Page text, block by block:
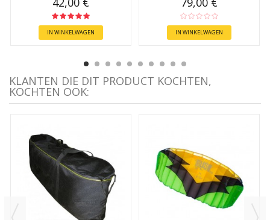
IN WINKELWAGEN IN WINKELWAGEN
KLANTEN DIE DIT PRODUCT KOCHTEN,
KOCHTEN OOK: